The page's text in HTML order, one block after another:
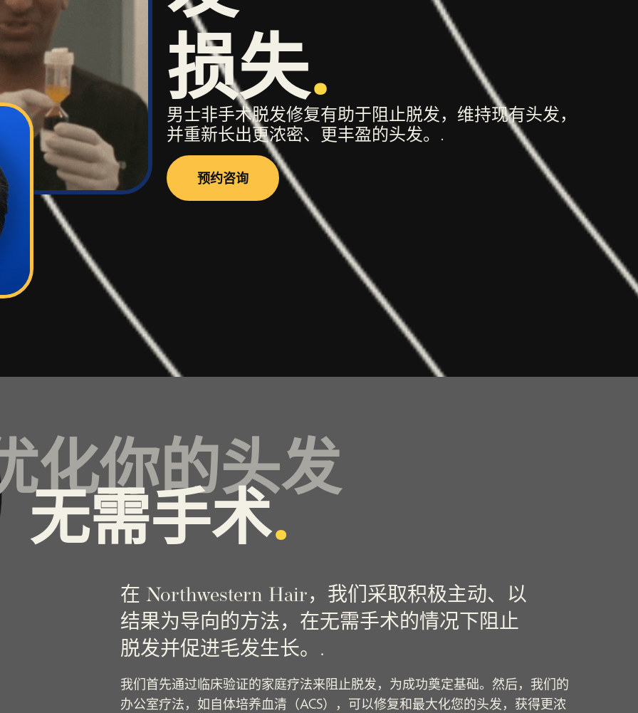
损失.
男士非手术脱发修复有助于阻止脱发，维持现有头发，
并重新长出更浓密、更丰盈的头发。.
预约咨询
化你的头发
无需手术.
在 Northwestern Hair，我们采取积极主动、以
结果为导向的方法，在无需手术的情况下阻止
脱发并促进毛发生长。.
我们首先通过临床验证的家庭疗法来阻止脱发，为成功奠定基础。然后，我们的
办公室疗法，如自体培养血清（ACS），可以修复和最大化您的头发，获得更浓